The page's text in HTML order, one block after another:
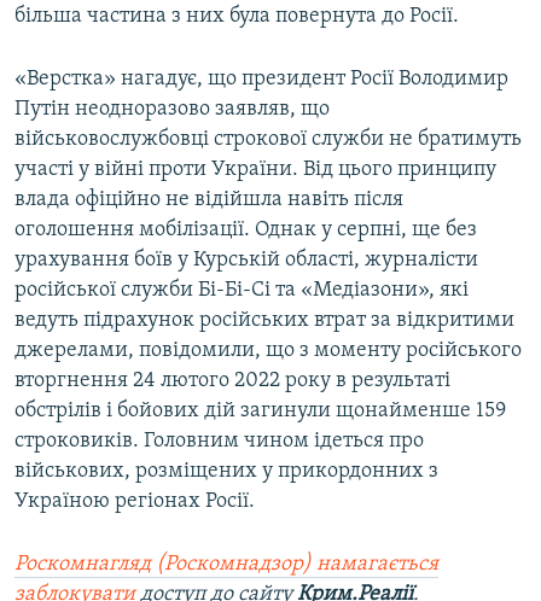
більша частина з них була повернута до Росії.
«Верстка» нагадує, що президент Росії Володимир
Путін неодноразово заявляв, що
військовослужбовці строкової служби не братимуть
участі у війні проти України. Від цього принципу
влада офіційно не відійшла навіть після
оголошення мобілізації. Однак у серпні, ще без
урахування боїв у Курській області, журналісти
російської служби Бі-Бі-Сі та «Медіазони», які
ведуть підрахунок російських втрат за відкритими
джерелами, повідомили, що з моменту російського
вторгнення 24 лютого 2022 року в результаті
обстрілів і бойових дій загинули щонайменше 159
строковиків. Головним чином ідеться про
військових, розміщених у прикордонних з
Україною регіонах Росії.
Роскомнагляд (Роскомнадзор) намагається
заблокуватидоступ до сайтуКрим.Реалії.